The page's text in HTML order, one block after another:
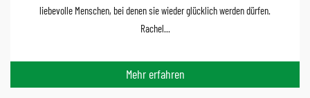
liebevolle Menschen, bei denen sie wieder glücklich werden dürfen.
Rachel...
Mehr erfahren